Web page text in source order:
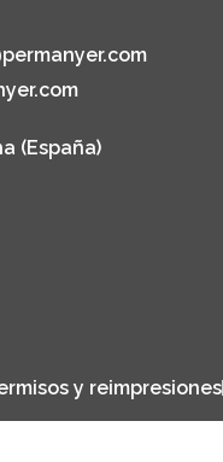
(España)
y reimpresiones